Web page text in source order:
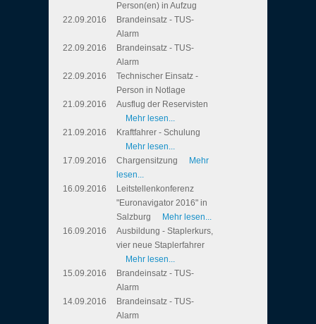
Person(en) in Aufzug
22.09.2016
Brandeinsatz - TUS-
Alarm
22.09.2016
Brandeinsatz - TUS-
Alarm
22.09.2016
Technischer Einsatz -
Person in Notlage
21.09.2016
Ausflug der Reservisten
Mehr lesen...
21.09.2016
Kraftfahrer - Schulung
Mehr lesen...
17.09.2016
Chargensitzung
Mehr
lesen...
16.09.2016
Leitstellenkonferenz
"Euronavigator 2016" in
Salzburg
Mehr lesen...
16.09.2016
Ausbildung - Staplerkurs,
vier neue Staplerfahrer
Mehr lesen...
15.09.2016
Brandeinsatz - TUS-
Alarm
14.09.2016
Brandeinsatz - TUS-
Alarm